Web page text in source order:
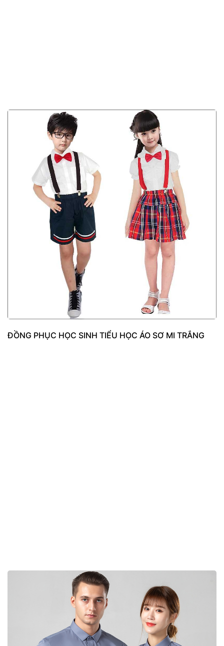
ĐỒNG PHỤC HỌC SINH TIỂU HỌC ÁO SƠ MI TRẮNG